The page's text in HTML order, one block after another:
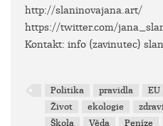
http://slaninovajana.art/
https://twitter.com/
Kontakt: info (zavinutec)
Politika pravidla EU
Život
ekologie
Škola
Věda Peníze